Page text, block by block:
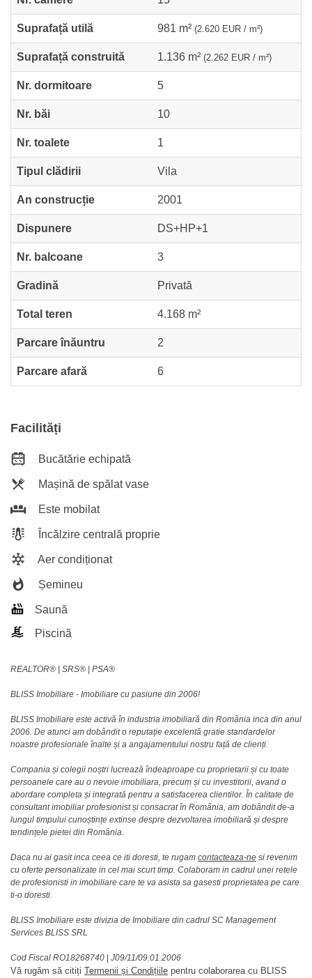
Suprafață utilă 981 m² (2.620 EUR / m²)
Suprafață construită 1.136 m² (2.262 EUR / m²)
Nr. dormitoare 5
Nr. băi 10
Nr. toalete 1
Tipul clădirii Vila
An construcție 2001
Dispunere DS+HP+1
Nr. balcoane 3
Gradină Privată
Total teren 4.168 m²
Parcare înăuntru 2
Parcare afară 6
Facilități
Bucătărie echipată
Mașină de spălat vase
Este mobilat
Încălzire centrală proprie
Aer condiționat
Șemineu
Saună
Piscină
REALTOR®️ | SRS®️ | PSA®️
BLISS Imobiliare - Imobiliare cu pasiune din 2006!
BLISS Imobiliare este activă în industria imobiliară din România inca din anul
2006. De atunci am dobândit o reputație excelentă gratie standardelor
noastre profesionale înalte și a angajamentului nostru față de clienți.
Compania și colegii noștri lucrează îndeaproape cu proprietarii și cu toate
persoanele care au o nevoie imobiliara, precum și cu investitorii, avand o
abordare completa și integrată pentru a satisfacerea clientilor. În calitate de
consultant imobiliar profesionist și consacrat în România, am dobândit de-a
lungul timpului cunoștințe extinse despre dezvoltarea imobiliară și despre
tendințele pietei din România.
Daca nu ai gasit inca ceea ce iti doresti, te rugam contacteaza-ne si revenim
cu oferte personalizate in cel mai scurt timp. Colaboram in cadrul unei retele
de profesionisti in imobiliare care te va asista sa gasesti proprietatea pe care
ti-o doresti.
BLISS Imobiliare este divizia de Imobiliare din cadrul SC Management
Services BLISS SRL
Cod Fiscal RO18268740 | J09/11/09.01.2006
Vă rugăm să citiți Termenii și Condițiile pentru colaborarea cu BLISS